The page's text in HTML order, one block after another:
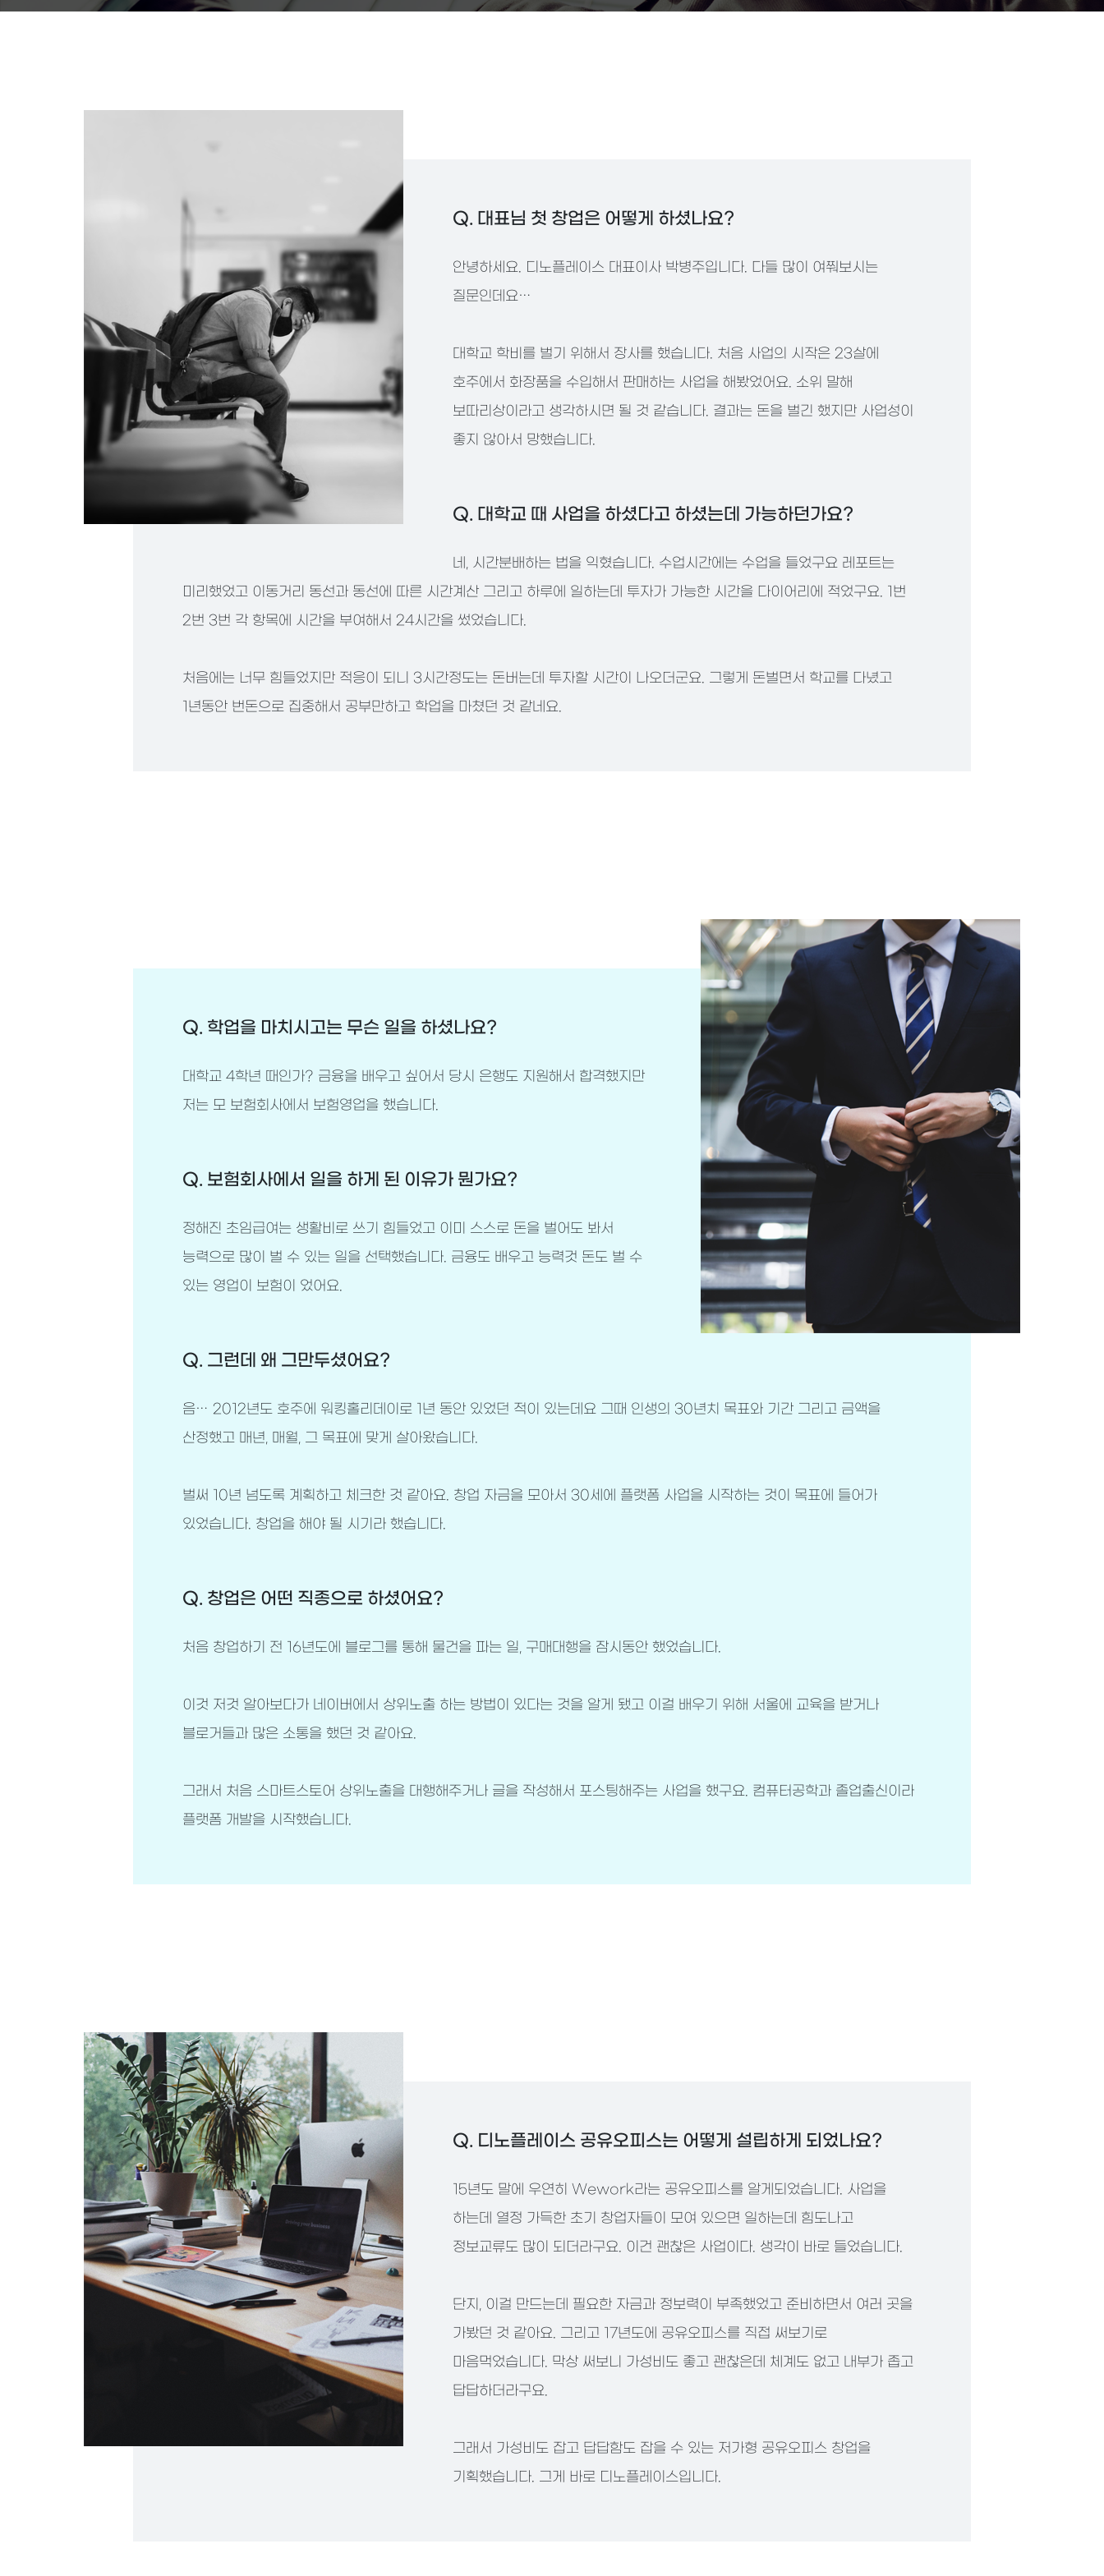
Q. 대표님 첫 창업은 어떻게 하셨나요?
안녕하세요. 디노플레이스 대표이사 박병주입니다. 다들 많이 여쭤보시는
질문인데요…
대학교 학비를 벌기 위해서 장사를 했습니다. 처음 사업의 시작은 23살에
호주에서 화장품을 수입해서 판매하는 사업을 해봤었어요. 소위 말해
보따리상이라고 생각하시면 될 것 같습니다. 결과는 돈을 벌긴 했지만 사업성이
좋지 않아서 망했습니다.
Q. 대학교 때 사업을 하셨다고 하셨는데 가능하던가요?
네, 시간분배하는 법을 익혔습니다. 수업시간에는 수업을 들었구요 레포트는
미리했었고 이동거리 동선과 동선에 따른 시간계산 그리고 하루에 일하는데 투자가 가능한 시간을 다이어리에 적었구요. 1번
2번 3번 각 항목에 시간을 부여해서 24시간을 썼었습니다.
처음에는 너무 힘들었지만 적응이 되니 3시간정도는 돈버는데 투자할 시간이 나오더군요. 그렇게 돈벌면서 학교를 다녔고
1년동안 번돈으로 집중해서 공부만하고 학업을 마쳤던 것 같네요.
Q. 학업을 마치시고는 무슨 일을 하셨나요?
대학교 4학년 때인가? 금융을 배우고 싶어서 당시 은행도 지원해서 합격했지만
저는 모 보험회사에서 보험영업을 했습니다.
Q. 보험회사에서 일을 하게 된 이유가 뭔가요?
정해진 초임급여는 생활비로 쓰기 힘들었고 이미 스스로 돈을 벌어도 봐서
능력으로 많이 벌 수 있는 일을 선택했습니다. 금융도 배우고 능력것 돈도 벌 수
있는 영업이 보험이 었어요.
Q. 그런데 왜 그만두셨어요?
음… 2012년도 호주에 워킹홀리데이로 1년 동안 있었던 적이 있는데요 그때 인생의 30년치 목표와 기간 그리고 금액을
산정했고 매년, 매월, 그 목표에 맞게 살아왔습니다.
벌써 10년 넘도록 계획하고 체크한 것 같아요. 창업 자금을 모아서 30세에 플랫폼 사업을 시작하는 것이 목표에 들어가
있었습니다. 창업을 해야 될 시기라 했습니다.
Q. 창업은 어떤 직종으로 하셨어요?
처음 창업하기 전 16년도에 블로그를 통해 물건을 파는 일, 구매대행을 잠시동안 했었습니다.
이것 저것 알아보다가 네이버에서 상위노출 하는 방법이 있다는 것을 알게 됐고 이걸 배우기 위해 서울에 교육을 받거나
블로거들과 많은 소통을 했던 것 같아요.
그래서 처음 스마트스토어 상위노출을 대행해주거나 글을 작성해서 포스팅해주는 사업을 했구요. 컴퓨터공학과 졸업출신이라
플랫폼 개발을 시작했습니다.
Q. 디노플레이스 공유오피스는 어떻게 설립하게 되었나요?
15년도 말에 우연히 Wework라는 공유오피스를 알게되었습니다. 사업을
하는데 열정 가득한 초기 창업자들이 모여 있으면 일하는데 힘도나고
정보교류도 많이 되더라구요. 이건 괜찮은 사업이다. 생각이 바로 들었습니다.
단지, 이걸 만드는데 필요한 자금과 정보력이 부족했었고 준비하면서 여러 곳을
가봤던 것 같아요. 그리고 17년도에 공유오피스를 직접 써보기로
마음먹었습니다. 막상 써보니 가성비도 좋고 괜찮은데 체계도 없고 내부가 좁고
답답하더라구요.
그래서 가성비도 잡고 답답함도 잡을 수 있는 저가형 공유오피스 창업을
기획했습니다. 그게 바로 디노플레이스입니다.